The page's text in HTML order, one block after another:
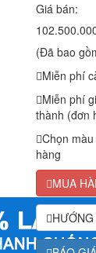
Giá bán:
(Đã bao
Miễn phí
Miễn phí
thành (đơn
Chọn
hàng
MUA